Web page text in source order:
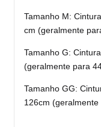
Tamanho M:
cm (geralmente
Tamanho G:
(geralmente para
Tamanho GG:
126cm (geralmente